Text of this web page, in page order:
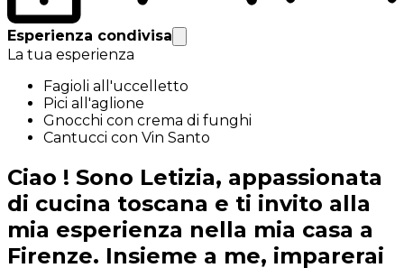
Esperienza condivisa
La tua esperienza
Fagioli all'uccelletto
Pici all'aglione
Gnocchi con crema di funghi
Cantucci con Vin Santo
Ciao ! Sono Letizia, appassionata
di cucina toscana e ti invito alla
mia esperienza nella mia casa a
Firenze. Insieme a me, imparerai